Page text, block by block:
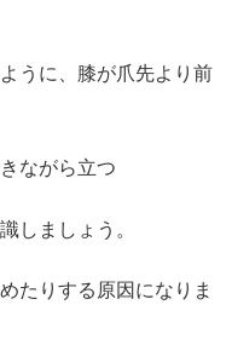
うに、膝が爪先より前
ながら立つ
しましょう。
たりする原因になりま